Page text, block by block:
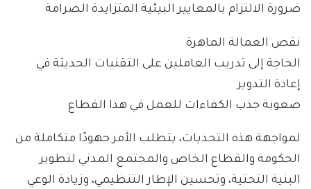
ضرورة الالتزام بالمعايير البيئية المتزايدة الصرامة
نقص العمالة الماهرة
الحاجة إلى تدريب العاملين على التقنيات الحديثة في
إعادة التدوير
صعوبة جذب الكفاءات للعمل في هذا القطاع
لمواجهة هذه التحديات، يتطلب الأمر جهودًا متكاملة من
الحكومة والقطاع الخاص والمجتمع المدني لتطوير
البنية التحتية، وتحسين الإطار التنظيمي، وزيادة الوعي